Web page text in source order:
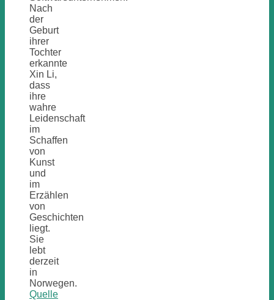
Nach
der
Geburt
ihrer
Tochter
erkannte
Xin Li,
dass
ihre
wahre
Leidenschaft
im
Schaffen
von
Kunst
und
im
Erzählen
von
Geschichten
liegt.
Sie
lebt
derzeit
in
Norwegen.
Quelle